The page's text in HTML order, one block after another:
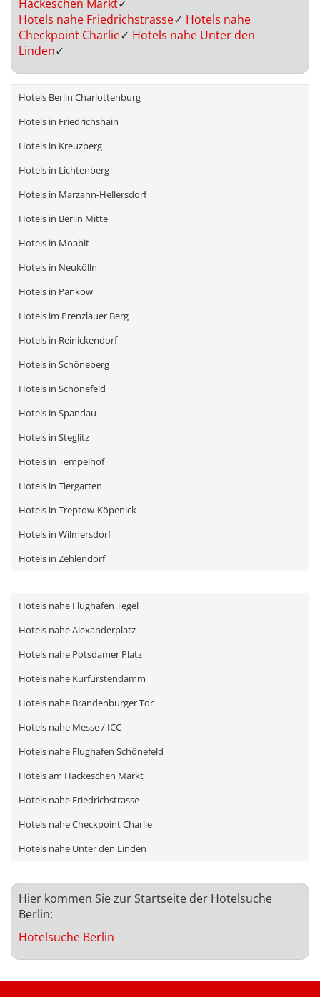
Hackeschen Markt✓
Hotels nahe Friedrichstrasse✓ Hotels nahe
Checkpoint Charlie✓ Hotels nahe Unter den
Linden✓
Hotels Berlin Charlottenburg
Hotels in Friedrichshain
Hotels in Kreuzberg
Hotels in Lichtenberg
Hotels in Marzahn-Hellersdorf
Hotels in Berlin Mitte
Hotels in Moabit
Hotels in Neukölln
Hotels in Pankow
Hotels im Prenzlauer Berg
Hotels in Reinickendorf
Hotels in Schöneberg
Hotels in Schönefeld
Hotels in Spandau
Hotels in Steglitz
Hotels in Tempelhof
Hotels in Tiergarten
Hotels in Treptow-Köpenick
Hotels in Wilmersdorf
Hotels in Zehlendorf
Hotels nahe Flughafen Tegel
Hotels nahe Alexanderplatz
Hotels nahe Potsdamer Platz
Hotels nahe Kurfürstendamm
Hotels nahe Brandenburger Tor
Hotels nahe Messe / ICC
Hotels nahe Flughafen Schönefeld
Hotels am Hackeschen Markt
Hotels nahe Friedrichstrasse
Hotels nahe Checkpoint Charlie
Hotels nahe Unter den Linden
Hier kommen Sie zur Startseite der Hotelsuche
Berlin:
Hotelsuche Berlin